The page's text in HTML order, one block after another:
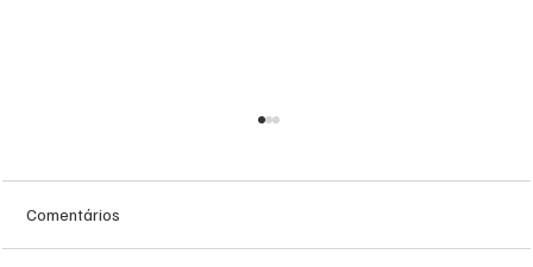
Comentários